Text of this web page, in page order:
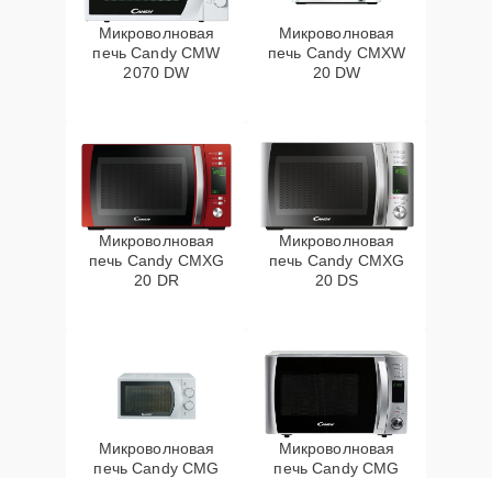
Микроволновая
печь Candy CMW
2070 DW
Микроволновая
печь Candy CMXW
20 DW
Микроволновая
печь Candy CMXG
20 DR
Микроволновая
печь Candy CMXG
20 DS
Микроволновая
печь Candy CMG
Микроволновая
печь Candy CMG